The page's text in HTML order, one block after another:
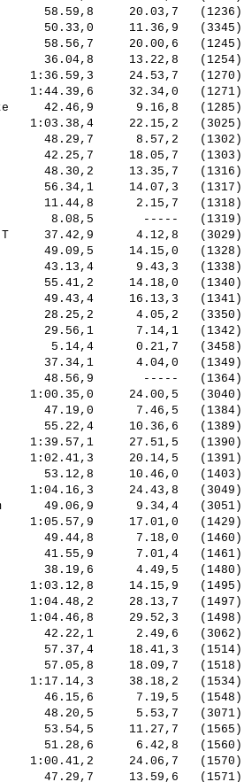
58.59,8     20.03,7   (1236)
50.33,0     11.36,9   (3345)
58.56,7     20.00,6   (1245)
36.04,8     13.22,8   (1254)
1:36.59,3     24.53,7   (1270)
1:44.39,6     32.34,0   (1271)
42.46,9      9.16,8   (1285)
1:03.38,4     22.15,2   (3025)
48.29,7      8.57,2   (1302)
42.25,7     18.05,7   (1303)
48.30,2     13.35,7   (1316)
56.34,1     14.07,3   (1317)
11.44,8      2.15,7   (1318)
8.08,5       -----   (1319)
T     37.42,9      4.12,8   (3029)
49.09,5     14.15,0   (1328)
43.13,4      9.43,3   (1338)
55.41,2     14.18,0   (1340)
49.43,4     16.13,3   (1341)
28.25,2      4.05,2   (3350)
29.56,1      7.14,1   (1342)
5.14,4      0.21,7   (3458)
37.34,1      4.04,0   (1349)
48.56,9       -----   (1364)
1:00.35,0     24.00,5   (3040)
47.19,0      7.46,5   (1384)
55.22,4     10.36,6   (1389)
1:39.57,1     27.51,5   (1390)
1:02.41,3     20.14,5   (1391)
53.12,8     10.46,0   (1403)
24.43,8   (3049)
49.06,9      9.34,4   (3051)
1:05.57,9     17.01,0   (1429)
49.44,8      7.18,0   (1460)
41.55,9      7.01,4   (1461)
38.19,6      4.49,5   (1480)
1:03.12,8     14.15,9   (1495)
1:04.48,2     28.13,7   (1497)
1:04.46,8     29.52,3   (1498)
42.22,1      2.49,6   (3062)
57.37,4     18.41,3   (1514)
57.05,8     18.09,7   (1518)
1:17.14,3     38.18,2   (1534)
46.15,6      7.19,5   (1548)
48.20,5      5.53,7   (3071)
53.54,5     11.27,7   (1565)
51.28,6      6.42,8   (1560)
1:00.41,2     24.06,7   (1570)
47.29,7     13.59,6   (1571)